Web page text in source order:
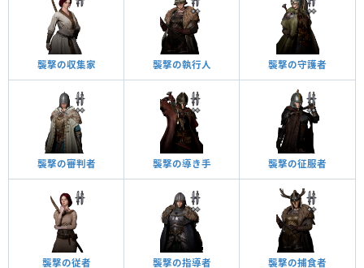
襲撃の収集家 襲撃の執行人 襲撃の守護者
襲撃の審判者 襲撃の導き手 襲撃の征服者
襲撃の従者 襲撃の指導者 襲撃の捕食者